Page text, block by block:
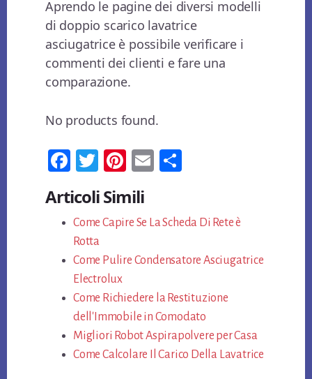
Aprendo le pagine dei diversi modelli
di doppio scarico lavatrice
asciugatrice è possibile verificare i
commenti dei clienti e fare una
comparazione.
No products found.
Fa
bo
ok
T
tt
er
Pi
er
es
E
vi
Articoli Simili
Come Capire Se La Scheda Di Rete è
Rotta
Come Pulire Condensatore Asciugatrice
Electrolux
Come Richiedere la Restituzione
dell'Immobile in Comodato
Migliori Robot Aspirapolvere per Casa
Come Calcolare Il Carico Della Lavatrice